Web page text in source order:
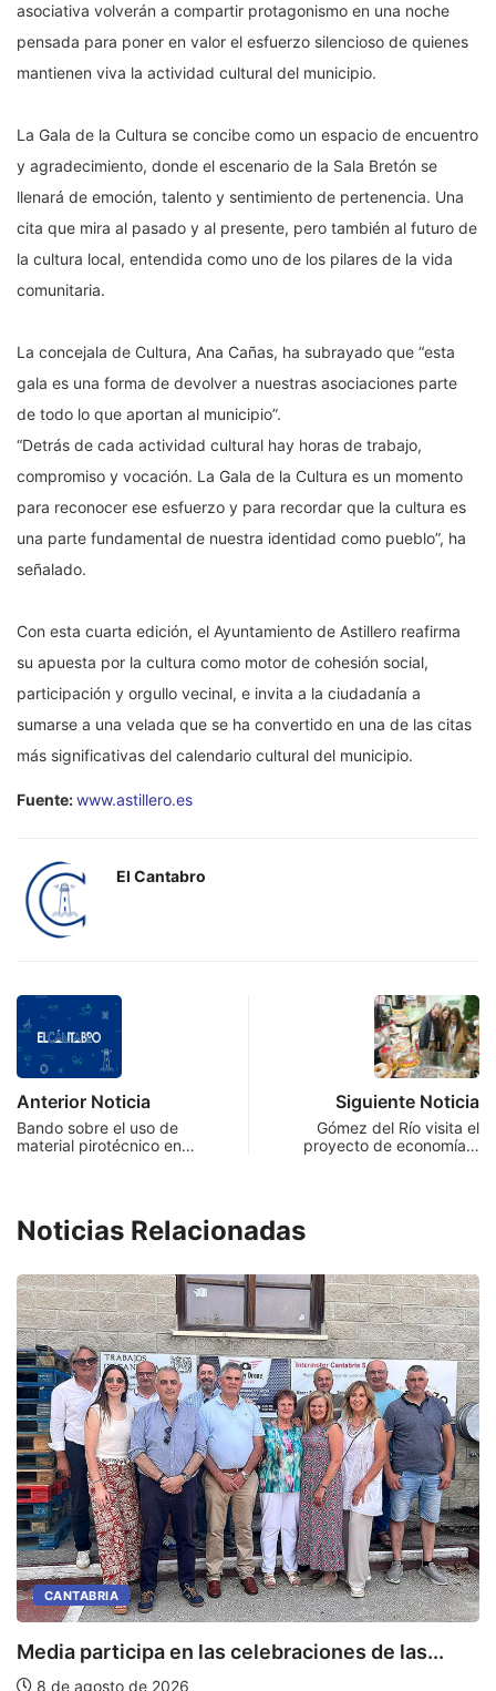
asociativa volverán a compartir protagonismo en una noche
pensada para poner en valor el esfuerzo silencioso de quienes
mantienen viva la actividad cultural del municipio.
La Gala de la Cultura se concibe como un espacio de encuentro
y agradecimiento, donde el escenario de la Sala Bretón se
llenará de emoción, talento y sentimiento de pertenencia. Una
cita que mira al pasado y al presente, pero también al futuro de
la cultura local, entendida como uno de los pilares de la vida
comunitaria.
La concejala de Cultura, Ana Cañas, ha subrayado que “esta
gala es una forma de devolver a nuestras asociaciones parte
de todo lo que aportan al municipio”.
“Detrás de cada actividad cultural hay horas de trabajo,
compromiso y vocación. La Gala de la Cultura es un momento
para reconocer ese esfuerzo y para recordar que la cultura es
una parte fundamental de nuestra identidad como pueblo”, ha
señalado.
Con esta cuarta edición, el Ayuntamiento de Astillero reafirma
su apuesta por la cultura como motor de cohesión social,
participación y orgullo vecinal, e invita a la ciudadanía a
sumarse a una velada que se ha convertido en una de las citas
más significativas del calendario cultural del municipio.
Fuente:www.astillero.es
El Cantabro
Anterior Noticia
Bando sobre el uso de
material pirotécnico en…
Siguiente Noticia
Gómez del Río visita el
proyecto de economía…
Noticias Relacionadas
CANTABRIA
Media participa en las celebraciones de las...
8 de agosto de 2026